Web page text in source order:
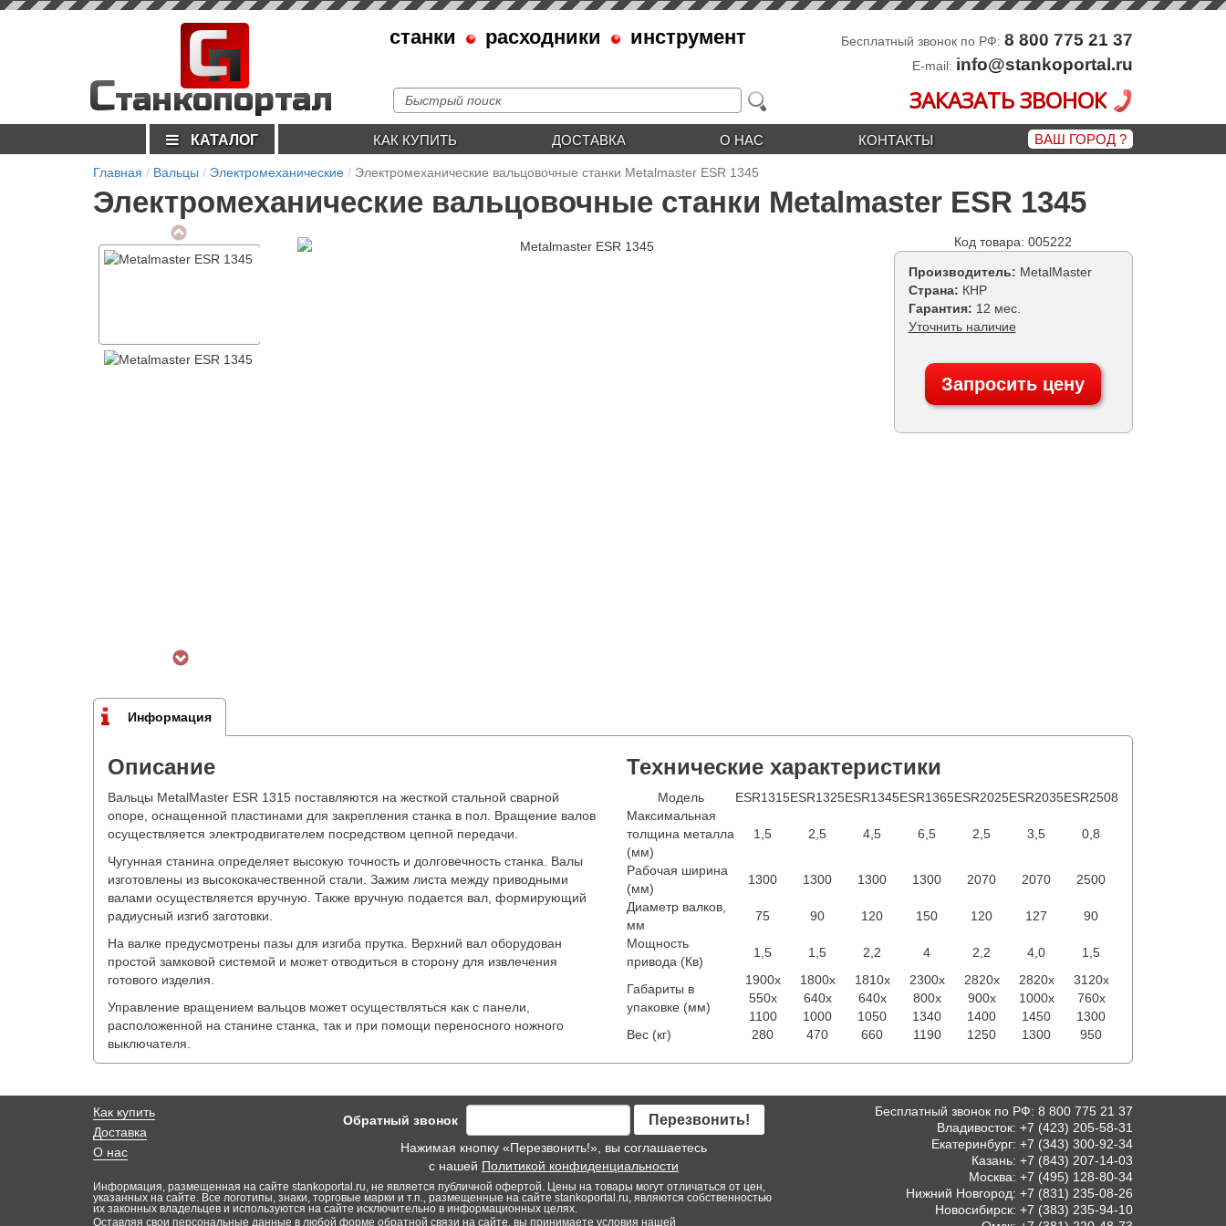
п
С
Станкопортал
станки расходники инструмент Бесплатный звонок по РФ: 8 800 775 21 37
E-mail: info@stankoportal.ru
ЗАКАЗАТЬ ЗВОНОК
КАТАЛОГ КАК КУПИТЬ ДОСТАВКА О НАС КОНТАКТЫ ВАШ ГОРОД?
Главная Вальцы Электромеханические Электромеханические вальцовочные станки Metalmaster ESR 1345
Электромеханические вальцовочные станки Metalmaster ESR 1345
Код товара: 005222
Производитель: MetalMaster
Страна: КНР
Гарантия: 12 мес.
Уточнить наличие
Запросить цену
Информация
Описание
Вальцы MetalMaster ESR 1315 поставляются на жесткой стальной сварной
опоре, оснащенной пластинами для закрепления станка в пол. Вращение валов
осуществляется электродвигателем посредством цепной передачи.
Чугунная станина определяет высокую точность и долговечность станка. Валы
изготовлены из высококачественной стали. Зажим листа между приводными
валами осуществляется вручную. Также вручную подается вал, формирующий
радиусный изгиб заготовки.
На валке предусмотрены пазы для изгиба прутка. Верхний вал оборудован
простой замковой системой и может отводиться в сторону для извлечения
готового изделия.
Управление вращением вальцов может осуществляться как с панели,
расположенной на станине станка, так и при помощи переносного ножного
выключателя.
Технические характеристики
Модель ESR1315ESR1325ESR1345ESR1365ESR2025ESR2035ESR2508
Максимальная
толщина металла
(мм)
1,5 2,5 4,5 6,5 2,5 3,5 0,8
Рабочая ширина
(мм)
1300 1300 1300 1300 2070 2070
2500
Диаметр валков,
мм
75 90 120 150 120 127
90
Мощность
привода (Кв)
1,5 1,5 2,2 4 2,2 4,0 1,5
Габариты в
упаковке (мм)
1900x
550x
1100
1800x
640x
1000
1810x
640x
1050
2300x
800x
1340
2820x
900x
1400
2820x
1000x
1450
3120x
760x
1300
Вес (кг)
280 470 660 1190 1250 1300 950
Как купить
Доставка
О нас
Обратный звонок Перезвонить!
Нажимая кнопку «Перезвонить!», вы соглашаетесь
с нашей Политикой конфиденциальности
Информация, размещенная на сайте stankoportal.ru, не является публичной офертой. Цены на товары могут отличаться от цен,
указанных на сайте. Все логотипы, знаки, торговые марки и т.п., размещенные на сайте stankoportal.ru, являются собственностью
их законных владельцев и используются на сайте исключительно в информационных целях.
Оставляя свои персональные данные в любой форме обратной связи на сайте, вы принимаете условия нашей
Бесплатный звонок по РФ: 8 800 775 21 37
Владивосток: +7 (423) 205-58-31
Екатеринбург: +7 (343) 300-92-34
Казань: +7 (843) 207-14-03
Москва: +7 (495) 128-80-34
Нижний Новгород: +7 (831) 235-08-26
Новосибирск: +7 (383) 235-94-10